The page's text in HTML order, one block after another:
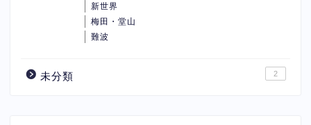
新世界
梅田・堂山
難波
未分類 2